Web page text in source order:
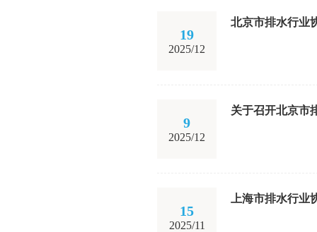
19
2025/12
北京市排水行业
9
2025/12
关于召开北京市
15
2025/11
上海市排水行业